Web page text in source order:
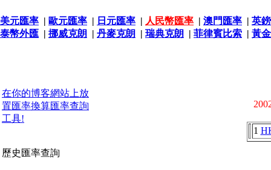
美元匯率 | 歐元匯率 | 日元匯率 | 人民幣匯率 | 澳門匯率 | 英
泰幣外匯 | 挪威克朗 | 丹麥克朗 | 瑞典克朗 | 菲律賓比索 | 黃
在你的博客網站上放
置匯率換算匯率查詢
工具!
歷史匯率查詢
1